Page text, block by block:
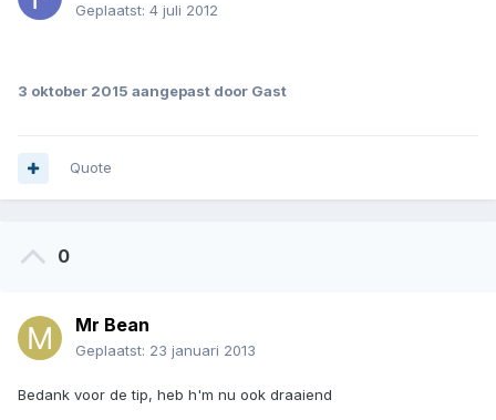
Geplaatst: 4 juli 2012
3 oktober 2015 aangepast door Gast
Quote
0
Mr Bean
Geplaatst: 23 januari 2013
Bedank voor de tip, heb h'm nu ook draaiend